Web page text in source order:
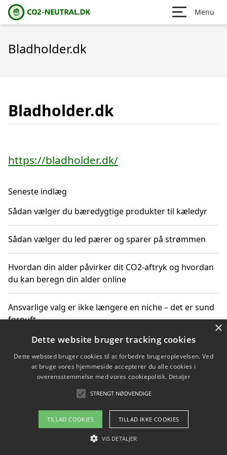
Menu
Bladholder.dk
Bladholder.dk
https://bladholder.dk/
Seneste indlæg
Sådan vælger du bæredygtige produkter til kæledyr
Sådan vælger du led pærer og sparer på strømmen
Hvordan din alder påvirker dit CO2-aftryk og hvordan
du kan beregn din alder online
Ansvarlige valg er ikke længere en niche – det er sund
fornuft
Sådan kan du handle bæredygtigt og bestil med
faktura
Om / kontakt
Blog Betingelser
×
Dette website bruger tracking cookies
Dette websted bruger cookies til at forbedre brugeroplevelsen. Ved
at bruge vores hjemmeside accepterer du alle cookies i
overensstemmelse med vores cookiepolitik. Detaljer
STRENGT NØDVENDIGE
TILLAD COOKIES TILLAD IKKE COOKIES
VIS DETALJER